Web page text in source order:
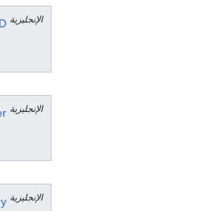
الإنجليزية
الإنجليزية
الإنجليزية